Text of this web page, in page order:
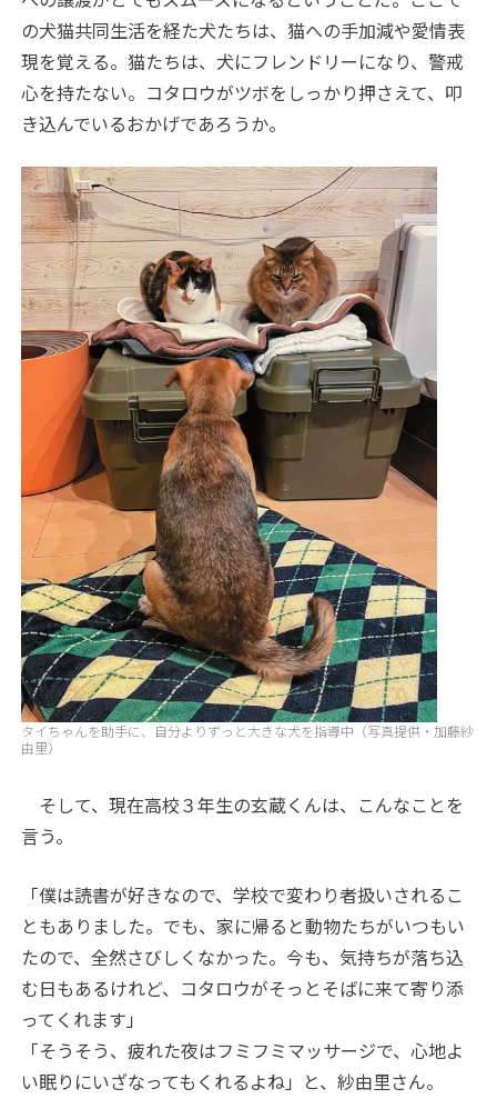
の犬猫共同生活を経た犬たちは、猫への手加減や愛情表
現を覚える。猫たちは、犬にフレンドリーになり、警戒
心を持たない。コタロウがツボをしっかり押さえて、叩
き込んでいるおかげであろうか。
タイちゃんを助手に、自分よりずっと大きな犬を指導中（写真提供・加藤紗
由里）
そして、現在高校３年生の玄蔵くんは、こんなことを
言う。
「僕は読書が好きなので、学校で変わり者扱いされるこ
ともありました。でも、家に帰ると動物たちがいつもい
たので、全然さびしくなかった。今も、気持ちが落ち込
む日もあるけれど、コタロウがそっとそばに来て寄り添
ってくれます」
「そうそう、疲れた夜はフミフミマッサージで、心地よ
い眠りにいざなってもくれるよね」と、紗由里さん。